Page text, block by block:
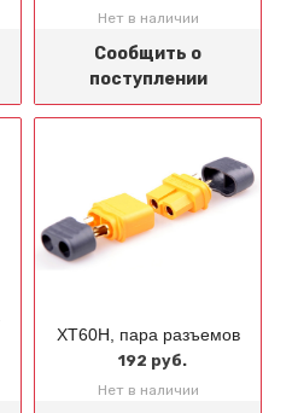
Нет в наличии
Сообщить о
поступлении
XT60H, пара разъемов
192 руб.
Нет в наличии